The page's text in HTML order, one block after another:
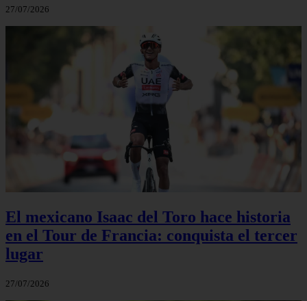
27/07/2026
El mexicano Isaac del Toro hace historia
en el Tour de Francia: conquista el tercer
lugar
27/07/2026